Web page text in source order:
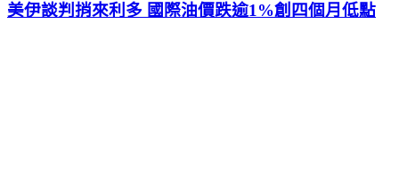
美伊談判捎來利多 國際油價跌逾1%創四個月低點